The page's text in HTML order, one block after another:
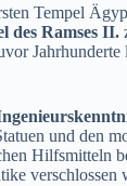
Tempel
des Ramses II.
und den
Hilfsmitteln
verschlossen